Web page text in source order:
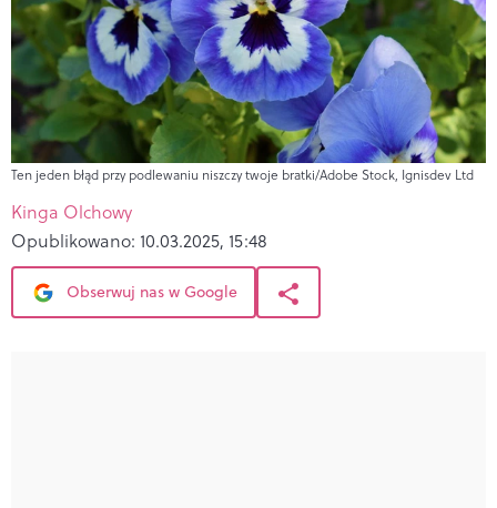
Ten jeden błąd przy podlewaniu niszczy twoje bratki/Adobe Stock, Ignisdev Ltd
Kinga Olchowy
Opublikowano: 10.03.2025, 15:48
Obserwuj nas w Google